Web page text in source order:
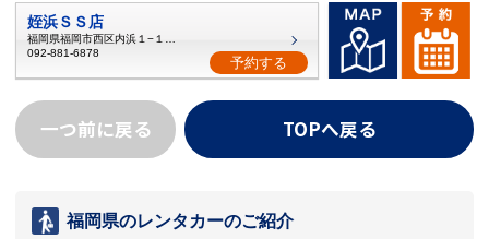
姪浜ＳＳ店
092-881-6878
予約する
一つ前に戻る TOPへ戻る
福岡県のレンタカーのご紹介